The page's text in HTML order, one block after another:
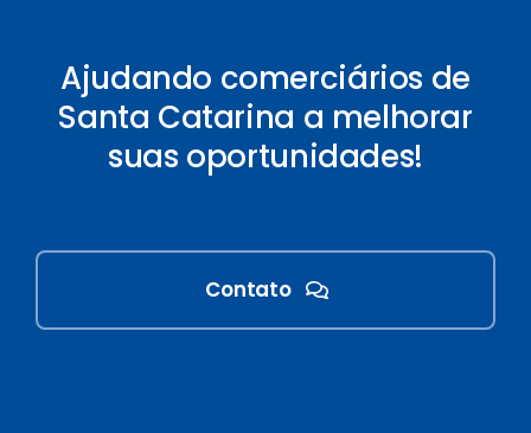
Ajudando comerciários de
Santa Catarina a melhorar
suas oportunidades!
Contato